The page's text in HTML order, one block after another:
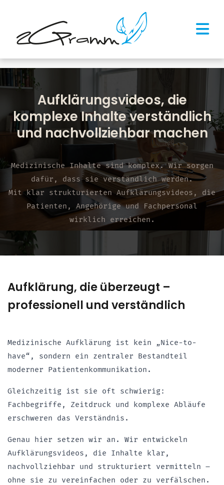
Aufklärungsvideos, die
komplexe Inhalte verständlich
und nachvollziehbar machen
Medizinische Inhalte sind komplex. Wir sorgen
dafür, dass sie verständlich werden.
Mit klar strukturierten Aufklärungsvideos, die
Patienten, Angehörige und Fachpersonal
wirklich erreichen.
Aufklärung, die überzeugt –
professionell und verständlich
Medizinische Aufklärung ist kein „Nice-to-
have“, sondern ein zentraler Bestandteil
moderner Patientenkommunikation.
Gleichzeitig ist sie oft schwierig:
Fachbegriffe, Zeitdruck und komplexe Abläufe
erschweren das Verständnis.
Genau hier setzen wir an. Wir entwickeln
Aufklärungsvideos, die Inhalte klar,
nachvollziehbar und strukturiert vermitteln –
ohne sie zu vereinfachen oder zu verfälschen.